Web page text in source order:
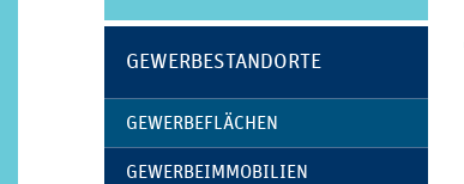
GEWERBE­STANDORTE
GEWERBE­FLÄCHEN
GEWERBEIMMOBILIEN